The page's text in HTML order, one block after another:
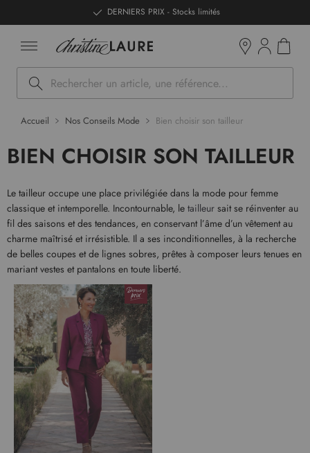
DERNIERS PRIX - Stocks limités
Rechercher
Accueil Nos Conseils Mode Bien choisir son tailleur
BIEN CHOISIR SON TAILLEUR
Le tailleur occupe une place privilégiée dans la mode pour femme
classique et intemporelle. Incontournable, le tailleur sait se réinventer au
fil des saisons et des tendances, en conservant l’âme d’un vêtement au
charme maîtrisé et irrésistible. Il a ses inconditionnelles, à la recherche
de belles coupes et de lignes sobres, prêtes à composer leurs tenues en
mariant vestes et pantalons en toute liberté.